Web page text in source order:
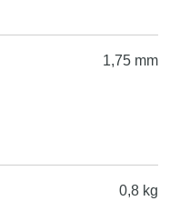
1,75 mm
0,8 kg